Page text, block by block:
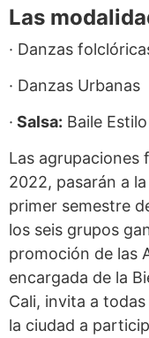
Las
· Danzas
· Danzas Urbanas
· Salsa: Baile
Las agrupaciones
2022, pasarán a
primer semestre
los seis grupos
promoción de las
encargada de la
Cali, invita a
la ciudad a